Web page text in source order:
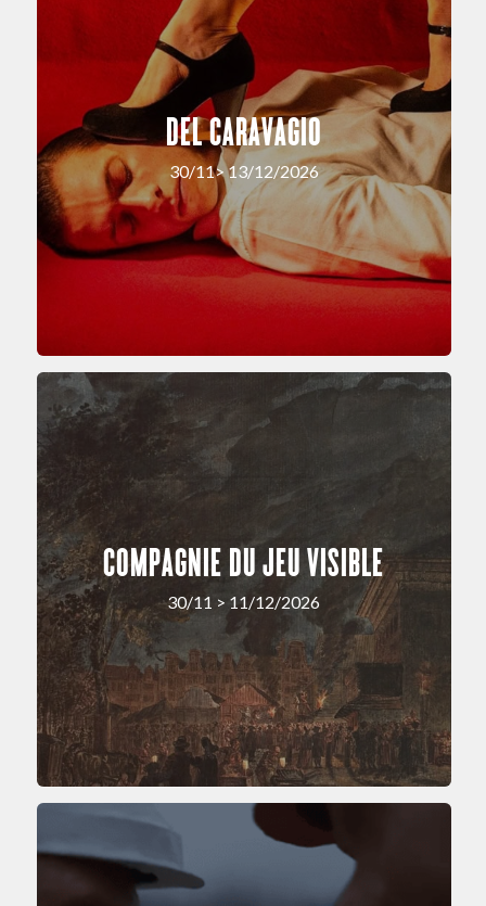
DEL CARAVAGIO
30/11> 13/12/2026
COMPAGNIE DU JEU VISIBLE
30/11 > 11/12/2026